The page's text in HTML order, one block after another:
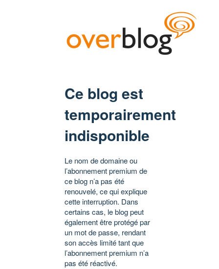
Ce blog est
temporairement
indisponible
Le nom de domaine ou
l’abonnement premium de
ce blog n’a pas été
renouvelé, ce qui explique
cette interruption. Dans
certains cas, le blog peut
également être protégé par
un mot de passe, rendant
son accès limité tant que
l’abonnement premium n’a
pas été réactivé.